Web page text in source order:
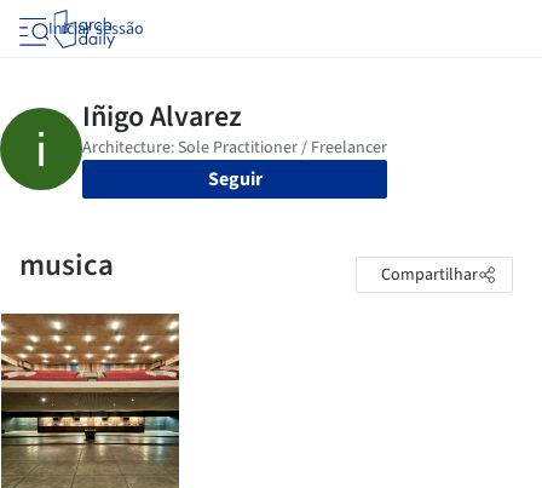
Iniciar sessão
Seguir
musica Compartilhar